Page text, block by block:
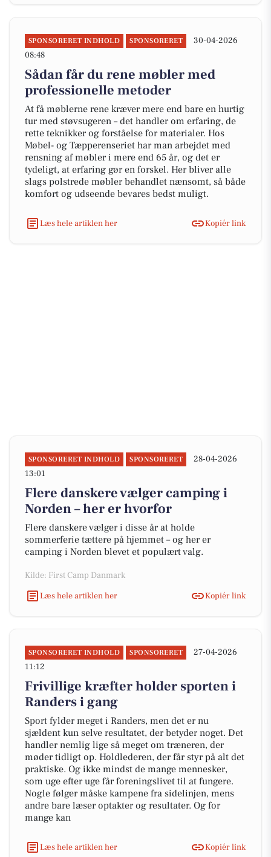
SPONSORERET INDHOLD SPONSORERET
30-04-2026
08:48
Sådan får du rene møbler med
professionelle metoder
At få møblerne rene kræver mere end bare en hurtig
tur med støvsugeren – det handler om erfaring, de
rette teknikker og forståelse for materialer. Hos
Møbel- og Tæpperenseriet har man arbejdet med
rensning af møbler i mere end 65 år, og det er
tydeligt, at erfaring gør en forskel. Her bliver alle
slags polstrede møbler behandlet nænsomt, så både
komfort og udseende bevares bedst muligt.
Læs hele artiklen her Kopiér link
SPONSORERET INDHOLD SPONSORERET
28-04-2026
13:01
Flere danskere vælger camping i
Norden – her er hvorfor
Flere danskere vælger i disse år at holde
sommerferie tættere på hjemmet – og her er
camping i Norden blevet et populært valg.
Kilde: First Camp Danmark
Læs hele artiklen her
Kopiér link
SPONSORERET INDHOLD SPONSORERET
27-04-2026
11:12
Frivillige kræfter holder sporten i
Randers i gang
Sport fylder meget i Randers, men det er nu
sjældent kun selve resultatet, der betyder noget. Det
handler nemlig lige så meget om træneren, der
møder tidligt op. Holdlederen, der får styr på alt det
praktiske. Og ikke mindst de mange mennesker,
som uge efter uge får foreningslivet til at fungere.
Nogle følger måske kampene fra sidelinjen, mens
andre bare læser optakter og resultater. Og for
mange kan
Læs hele artiklen her Kopiér link